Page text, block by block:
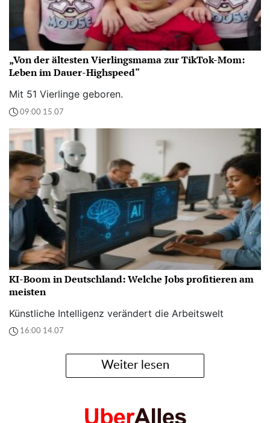
„Von der ältesten Vierlingsmama zur TikTok-Mom:
Leben im Dauer-Highspeed“
Mit 51 Vierlinge geboren.
09:00 15.07
KI-Boom in Deutschland: Welche Jobs profitieren am
meisten
Künstliche Intelligenz verändert die Arbeitswelt
16:00 14.07
Weiter lesen